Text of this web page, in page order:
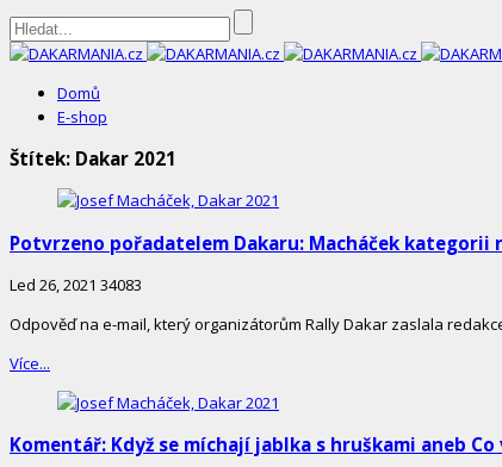
DAKARMANIA.cz
Domů
E-shop
Štítek: Dakar 2021
Potvrzeno pořadatelem Dakaru: Macháček kategorii
Led 26, 2021 34083
Odpověď na e-mail, který organizátorům Rally Dakar zaslala
Více...
Komentář: Když se míchají jablka s hruškami aneb Co